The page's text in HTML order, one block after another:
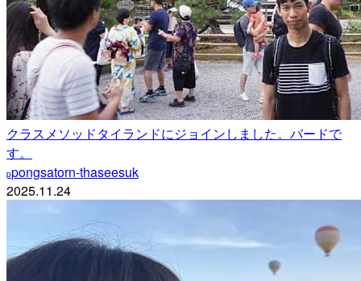
クラスメソッドタイランドにジョインしました。バードで
す。
ppongsatorn-thaseesuk
2025.11.24